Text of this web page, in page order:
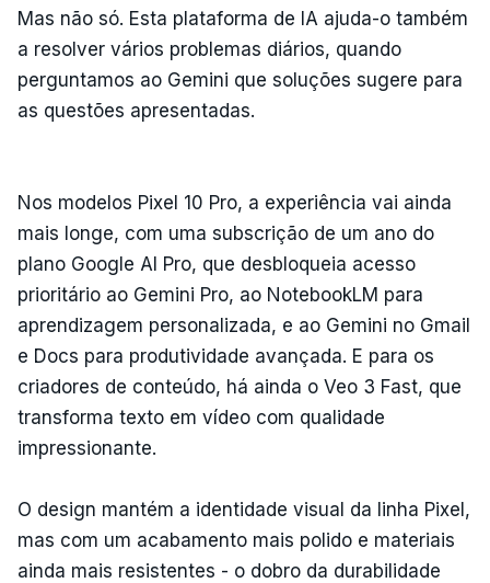
Mas não só. Esta plataforma de IA ajuda-o também
a resolver vários problemas diários, quando
perguntamos ao Gemini que soluções sugere para
as questões apresentadas.
Nos modelos Pixel 10 Pro, a experiência vai ainda
mais longe, com uma subscrição de um ano do
plano Google AI Pro, que desbloqueia acesso
prioritário ao Gemini Pro, ao NotebookLM para
aprendizagem personalizada, e ao Gemini no Gmail
e Docs para produtividade avançada. E para os
criadores de conteúdo, há ainda o Veo 3 Fast, que
transforma texto em vídeo com qualidade
impressionante.
O design mantém a identidade visual da linha Pixel,
mas com um acabamento mais polido e materiais
ainda mais resistentes - o dobro da durabilidade